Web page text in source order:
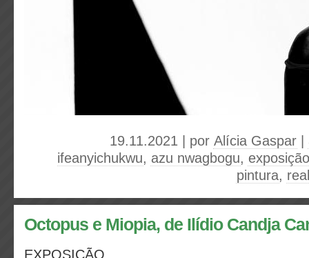
19.11.2021 | por Alícia Gaspar
ifeanyichukwu, azu nwagbogu, exposição
pintura,
Octopus e Miopia, de Ilídio Candja
EXPOSIÇÃO